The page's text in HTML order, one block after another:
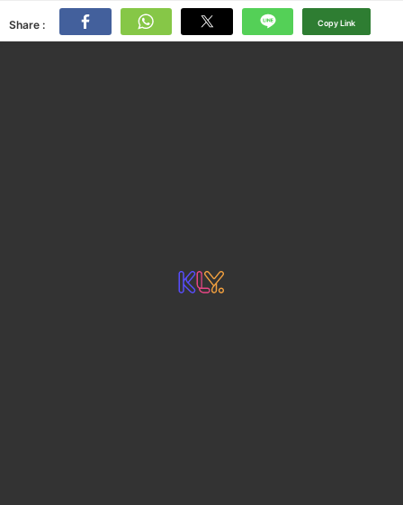
Share : Copy Link